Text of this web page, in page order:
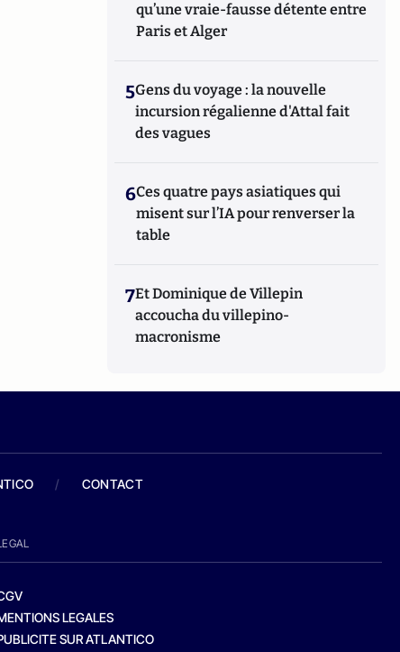
qu’une vraie-fausse détente entre
Paris et Alger
5Gens du voyage : la nouvelle
incursion régalienne d'Attal fait
des vagues
6Ces quatre pays asiatiques qui
misent sur l’IA pour renverser la
table
7Et Dominique de Villepin
accoucha du villepino-
macronisme
/ CONTACT
LEGALES
SUR ATLANTICO